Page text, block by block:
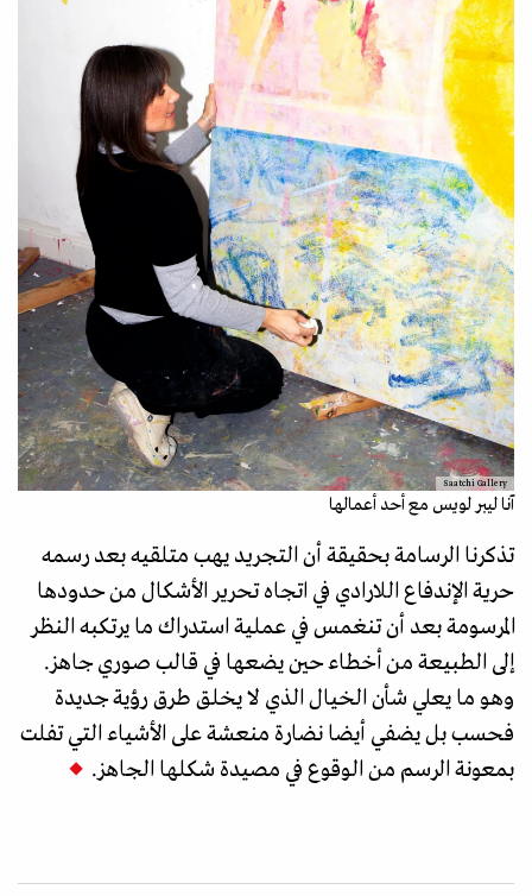
Saatchi Gallery
آنا ليبر لويس مع أحد أعمالها
تذكرنا الرسامة بحقيقة أن التجريد يهب متلقيه بعد رسمه
حرية الإندفاع اللارادي في اتجاه تحرير الأشكال من حدودها
المرسومة بعد أن تنغمس في عملية استدراك ما يرتكبه النظر
إلى الطبيعة من أخطاء حين يضعها في قالب صوري جاهز.
وهو ما يعلي شأن الخيال الذي لا يخلق طرق رؤية جديدة
فحسب بل يضفي أيضا نضارة منعشة على الأشياء التي تفلت
بمعونة الرسم من الوقوع في مصيدة شكلها الجاهز.